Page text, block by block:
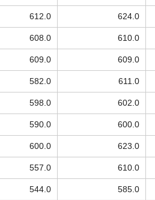
612.0 624.0
608.0 610.0
609.0 609.0
582.0 611.0
598.0 602.0
590.0 600.0
600.0 623.0
557.0 610.0
544.0 585.0